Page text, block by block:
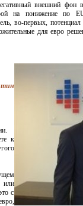
внешний фон
на понижение по
во-первых,
для евро
к
или
с